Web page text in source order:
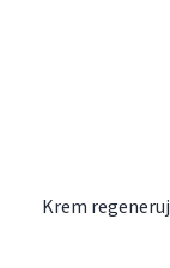
Krem